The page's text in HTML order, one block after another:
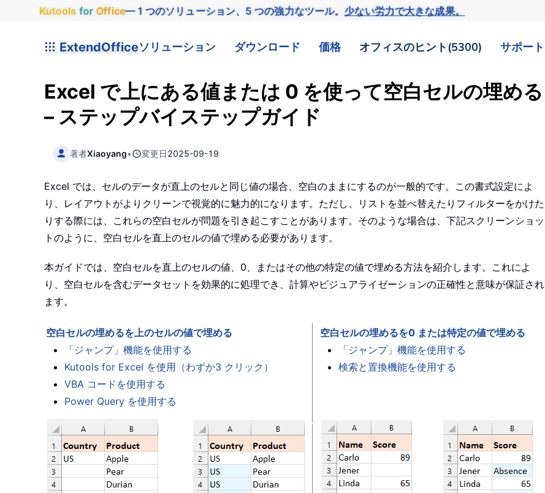
Kutools for Office— 1 つのソリューション、5 つの強力なツール。少ない労力で大きな成果。
ExtendOfficeソリューション ダウンロード 価格 オフィスのヒント(5300) サポート
Excel で上にある値または 0 を使って空白セルの埋める
– ステップバイステップガイド
著者Xiaoyang• 変更日2025-09-19
Excel では、セルのデータが直上のセルと同じ値の場合、空白のままにするのが一般的です。この書式設定によ
り、レイアウトがよりクリーンで視覚的に魅力的になります。ただし、リストを並べ替えたりフィルターをかけた
りする際には、これらの空白セルが問題を引き起こすことがあります。そのような場合は、下記スクリーンショッ
トのように、空白セルを直上のセルの値で埋める必要があります。
本ガイドでは、空白セルを直上のセルの値、0、またはその他の特定の値で埋める方法を紹介します。これによ
り、空白セルを含むデータセットを効果的に処理でき、計算やビジュアライゼーションの正確性と意味が保証され
ます。
空白セルの埋めるを上のセルの値で埋める
「ジャンプ」機能を使用する
Kutools for Excel を使用（わずか3 クリック）
VBA コードを使用する
Power Query を使用する
空白セルの埋めるを0 または特定の値で埋める
「ジャンプ」機能を使用する
検索と置換機能を使用する